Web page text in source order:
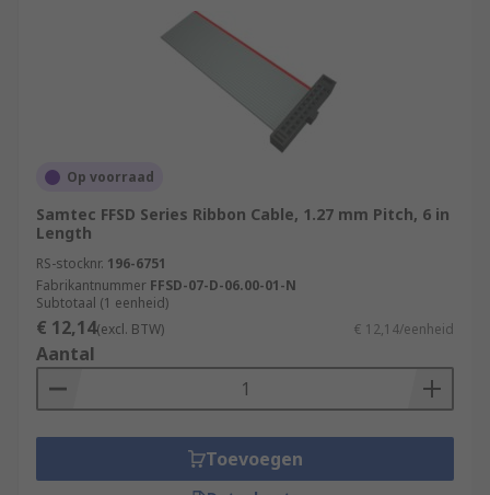
Op voorraad
Samtec FFSD Series Ribbon Cable, 1.27 mm Pitch, 6 in
Length
RS-stocknr. 196-6751
Fabrikantnummer FFSD-07-D-06.00-01-N
Subtotaal (1 eenheid)
€ 12,14(excl. BTW) € 12,14/eenheid
Aantal
Toevoegen